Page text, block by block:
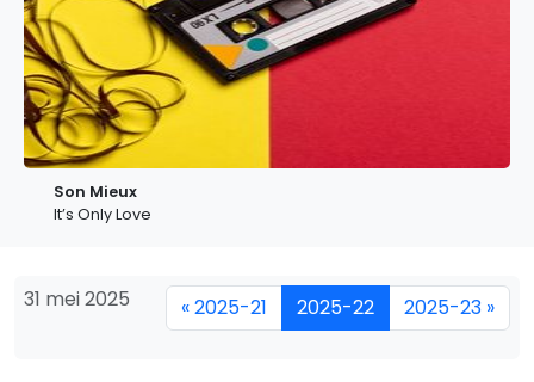
Son Mieux
It’s Only Love
31 mei 2025 « 2025-21 2025-22 2025-23 »